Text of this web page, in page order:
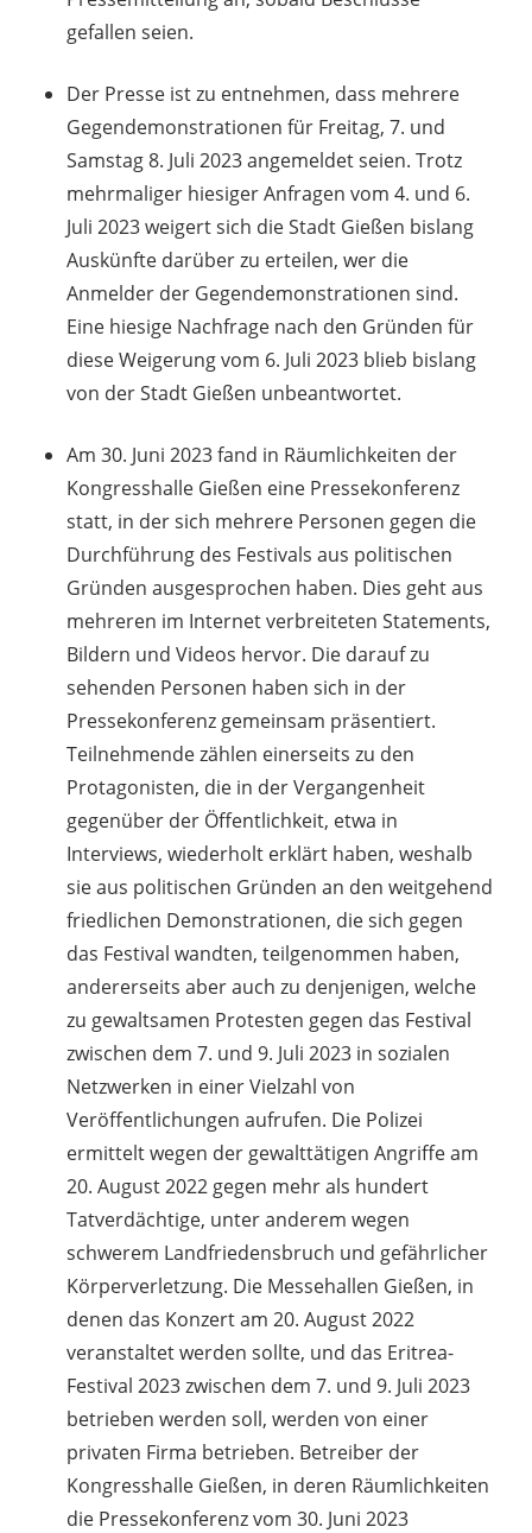
gefallen seien.
Der Presse ist zu entnehmen, dass mehrere
Gegendemonstrationen für Freitag, 7. und
Samstag 8. Juli 2023 angemeldet seien. Trotz
mehrmaliger hiesiger Anfragen vom 4. und 6.
Juli 2023 weigert sich die Stadt Gießen bislang
Auskünfte darüber zu erteilen, wer die
Anmelder der Gegendemonstrationen sind.
Eine hiesige Nachfrage nach den Gründen für
diese Weigerung vom 6. Juli 2023 blieb bislang
von der Stadt Gießen unbeantwortet.
Am 30. Juni 2023 fand in Räumlichkeiten der
Kongresshalle Gießen eine Pressekonferenz
statt, in der sich mehrere Personen gegen die
Durchführung des Festivals aus politischen
Gründen ausgesprochen haben. Dies geht aus
mehreren im Internet verbreiteten Statements,
Bildern und Videos hervor. Die darauf zu
sehenden Personen haben sich in der
Pressekonferenz gemeinsam präsentiert.
Teilnehmende zählen einerseits zu den
Protagonisten, die in der Vergangenheit
gegenüber der Öffentlichkeit, etwa in
Interviews, wiederholt erklärt haben, weshalb
sie aus politischen Gründen an den weitgehend
friedlichen Demonstrationen, die sich gegen
das Festival wandten, teilgenommen haben,
andererseits aber auch zu denjenigen, welche
zu gewaltsamen Protesten gegen das Festival
zwischen dem 7. und 9. Juli 2023 in sozialen
Netzwerken in einer Vielzahl von
Veröffentlichungen aufrufen. Die Polizei
ermittelt wegen der gewalttätigen Angriffe am
20. August 2022 gegen mehr als hundert
Tatverdächtige, unter anderem wegen
schwerem Landfriedensbruch und gefährlicher
Körperverletzung. Die Messehallen Gießen, in
denen das Konzert am 20. August 2022
veranstaltet werden sollte, und das Eritrea-
Festival 2023 zwischen dem 7. und 9. Juli 2023
betrieben werden soll, werden von einer
privaten Firma betrieben. Betreiber der
Kongresshalle Gießen, in deren Räumlichkeiten
die Pressekonferenz vom 30. Juni 2023